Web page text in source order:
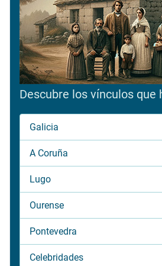
Descubre los vínculos
Galicia
A Coruña
Lugo
Ourense
Pontevedra
Celebridades